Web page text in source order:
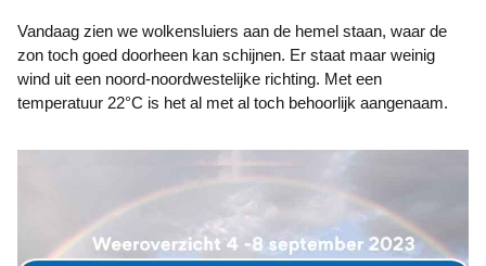
Vandaag zien we wolkensluiers aan de hemel staan, waar de
zon toch goed doorheen kan schijnen. Er staat maar weinig
wind uit een noord-noordwestelijke richting. Met een
temperatuur 22°C is het al met al toch behoorlijk aangenaam.